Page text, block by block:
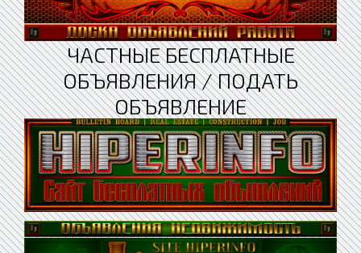
ЧАСТНЫЕ БЕСПЛАТНЫЕ
ОБЪЯВЛЕНИЯ / ПОДАТЬ
ОБЪЯВЛЕНИЕ